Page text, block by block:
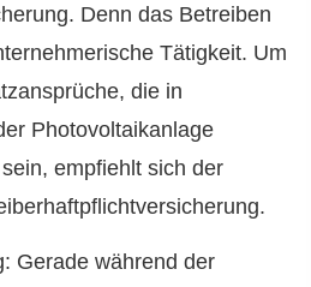
Denn das Betreiben
Tätigkeit. Um
die in
Photovoltaikanlage
empfiehlt sich der
Gerade während der